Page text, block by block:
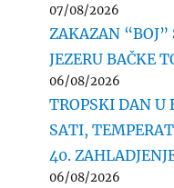
07/08/2026
ZAKAZAN “BOJ”
JEZERU BAČKE
06/08/2026
TROPSKI DAN U
SATI,
40.
06/08/2026